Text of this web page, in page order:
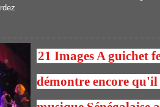
21 Images A guichet
démontre encore